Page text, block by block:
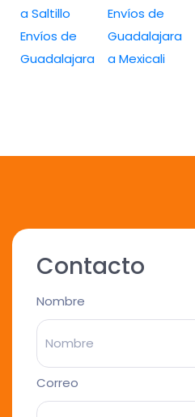
a Saltillo
Envíos de
Guadalajara
Envíos de
Guadalajara
a Mexicali
Contacto
Nombre
Correo